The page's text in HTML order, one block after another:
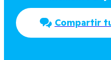
Compartir